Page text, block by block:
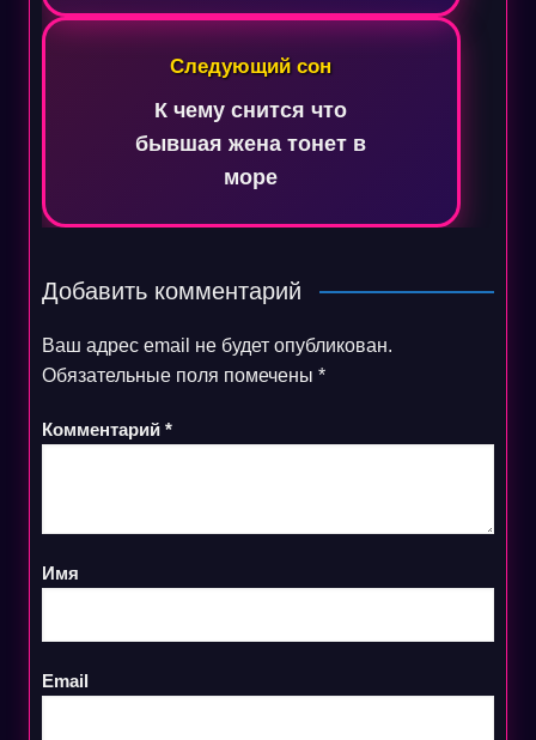
Следующий сон
К чему снится что
бывшая жена тонет в
море
Добавить комментарий
Ваш адрес email не будет опубликован.
Обязательные поля помечены *
Комментарий *
Имя
Email